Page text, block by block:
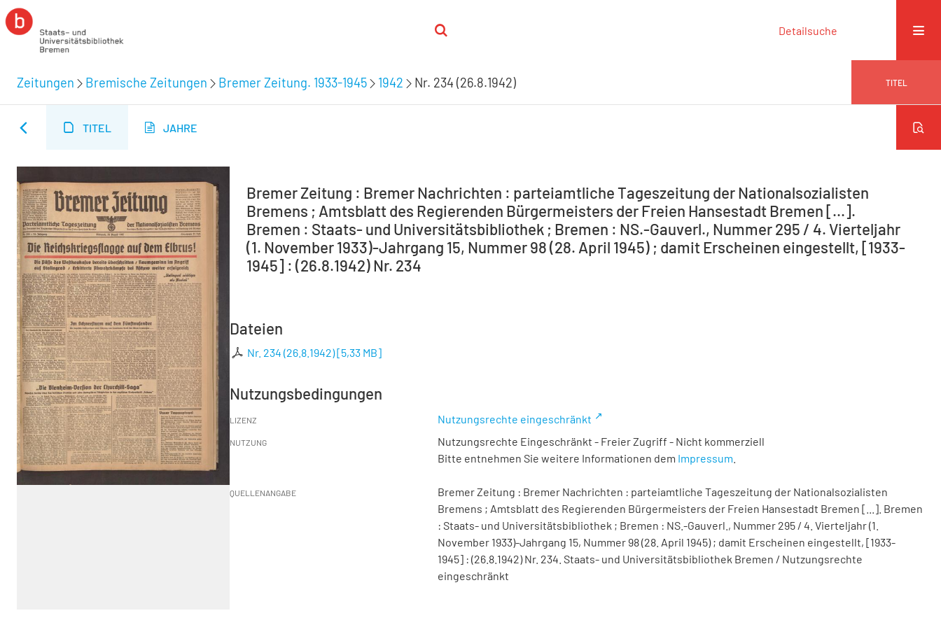
Detailsuche
Zeitungen Bremische Zeitungen Bremer Zeitung. 1933-1945 1942 Nr. 234 (26.8.1942) TITEL
TITEL JAHRE
Bremer Zeitung : Bremer Nachrichten : parteiamtliche Tageszeitung der Nationalsozialisten
Bremens ; Amtsblatt des Regierenden Bürgermeisters der Freien Hansestadt Bremen [...].
Bremen : Staats- und Universitätsbibliothek ; Bremen : NS.-Gauverl., Nummer 295 / 4. Vierteljahr
(1. November 1933)-Jahrgang 15, Nummer 98 (28. April 1945) ; damit Erscheinen eingestellt, [1933-
1945] : (26.8.1942) Nr. 234
Dateien
Nr. 234 (26.8.1942)[5,33 MB]
Nutzungsbedingungen
LIZENZ Nutzungsrechte eingeschränkt
NUTZUNG
Nutzungsrechte Eingeschränkt - Freier Zugriff - Nicht kommerziell
Bitte entnehmen Sie weitere Informationen dem Impressum
QUELLENANGABE
Bremer Zeitung : Bremer Nachrichten : parteiamtliche Tageszeitung der Nationalsozialisten
Bremens ; Amtsblatt des Regierenden Bürgermeisters der Freien Hansestadt Bremen [...]. Bremen
: Staats- und Universitätsbibliothek ; Bremen : NS.-Gauverl., Nummer 295 / 4. Vierteljahr (1.
November 1933)-Jahrgang 15, Nummer 98 (28. April 1945) ; damit Erscheinen eingestellt, [1933-
1945] : (26.8.1942) Nr. 234. Staats- und Universitätsbibliothek Bremen / Nutzungsrechte
eingeschränkt